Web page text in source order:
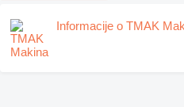
Informacije o TMAK